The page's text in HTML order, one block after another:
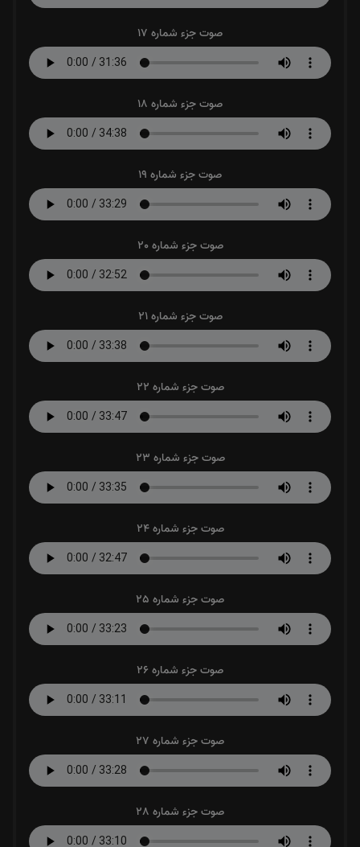
صوت جزء شماره 17
صوت جزء شماره 18
صوت جزء شماره 19
صوت جزء شماره 20
صوت جزء شماره 21
صوت جزء شماره 22
صوت جزء شماره 23
صوت جزء شماره 24
صوت جزء شماره 25
صوت جزء شماره 26
صوت جزء شماره 27
صوت جزء شماره 28